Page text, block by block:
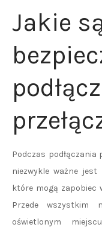
Jakie
Podczas
niezwykle ważne jest
które mogą zapobiec
Przede wszystkim
oświetlonym